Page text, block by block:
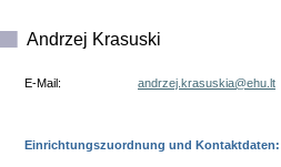
Andrzej Krasuski
E-Mail: tl.uhe@aiksusark.jezrdna
Einrichtungszuordnung und Kontaktdaten: